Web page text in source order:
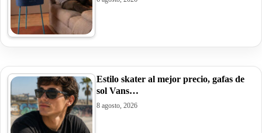
Estilo skater al mejor precio, gafas de
sol Vans…
8 agosto, 2026